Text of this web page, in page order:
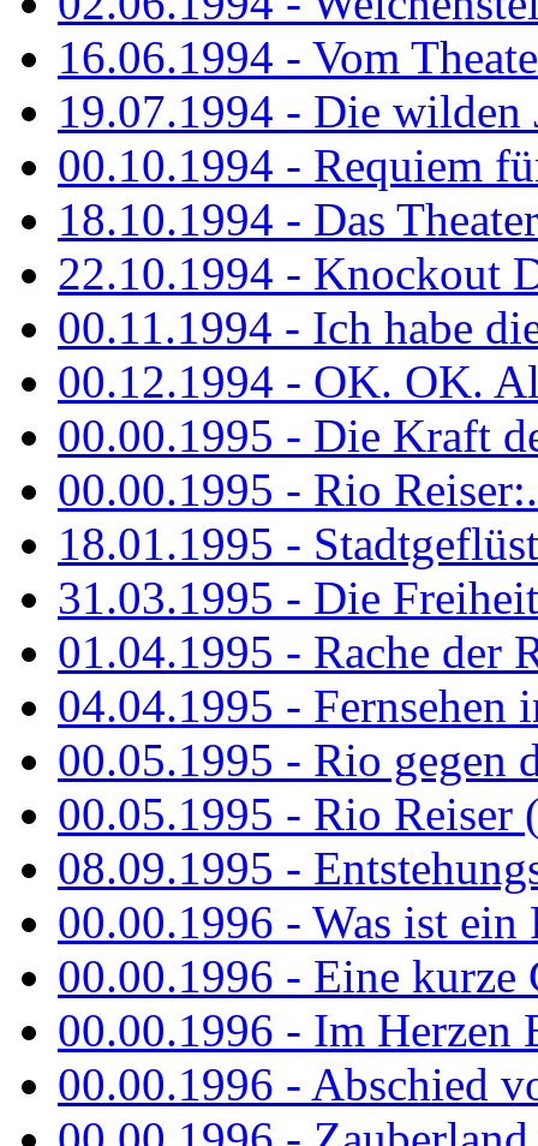
16.06.1994 - Vom
19.07.1994 - Die wilden
00.10.1994 - Requiem
18.10.1994 - Das
22.10.1994 - Knockout
00.11.1994 - Ich habe
00.12.1994 - OK. OK.
00.00.1995 - Die Kraft
00.00.1995 - Rio
18.01.1995 -
31.03.1995 - Die
01.04.1995 - Rache der
04.04.1995 - Fernsehen
00.05.1995 - Rio gegen
00.05.1995 - Rio Reiser
08.09.1995 -
00.00.1996 - Was ist ein
00.00.1996 - Eine kurze
00.00.1996 - Im Herzen
00.00.1996 - Abschied